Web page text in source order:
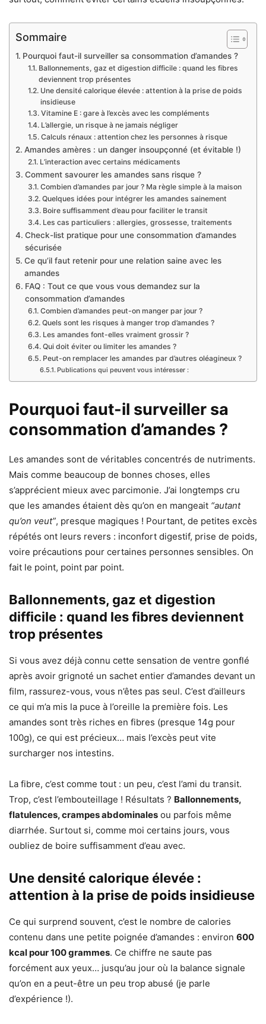
Sommaire
Pourquoi faut-il surveiller sa consommation d’amandes ?
Ballonnements, gaz et digestion difficile : quand les fibres
deviennent trop présentes
Une densité calorique élevée : attention à la prise de poids
insidieuse
Vitamine E : gare à l’excès avec les compléments
L’allergie, un risque à ne jamais négliger
Calculs rénaux : attention chez les personnes à risque
Amandes amères : un danger insoupçonné (et évitable !)
L’interaction avec certains médicaments
Comment savourer les amandes sans risque ?
Combien d’amandes par jour ? Ma règle simple à la maison
Quelques idées pour intégrer les amandes sainement
Boire suffisamment d’eau pour faciliter le transit
Les cas particuliers : allergies, grossesse, traitements
Check-list pratique pour une consommation d’amandes
sécurisée
Ce qu’il faut retenir pour une relation saine avec les
amandes
FAQ : Tout ce que vous vous demandez sur la
consommation d’amandes
Combien d’amandes peut-on manger par jour ?
Quels sont les risques à manger trop d’amandes ?
Les amandes font-elles vraiment grossir ?
Qui doit éviter ou limiter les amandes ?
Peut-on remplacer les amandes par d’autres oléagineux ?
Publications qui peuvent vous intéresser :
Pourquoi faut-il surveiller sa
consommation d’amandes ?
Les amandes sont de véritables concentrés de nutriments.
Mais comme beaucoup de bonnes choses, elles
s’apprécient mieux avec parcimonie. J’ai longtemps cru
que les amandes étaient dès qu’on en mangeait “autant
qu’on veut”, presque magiques ! Pourtant, de petites excès
répétés ont leurs revers : inconfort digestif, prise de poids,
voire précautions pour certaines personnes sensibles. On
fait le point, point par point.
Ballonnements, gaz et digestion
difficile : quand les fibres deviennent
trop présentes
Si vous avez déjà connu cette sensation de ventre gonflé
après avoir grignoté un sachet entier d’amandes devant un
film, rassurez-vous, vous n’êtes pas seul. C’est d’ailleurs
ce qui m’a mis la puce à l’oreille la première fois. Les
amandes sont très riches en fibres (presque 14g pour
100g), ce qui est précieux… mais l’excès peut vite
surcharger nos intestins.
La fibre, c’est comme tout : un peu, c’est l’ami du transit.
Trop, c’est l’embouteillage ! Résultats ? Ballonnements,
flatulences, crampes abdominales ou parfois même
diarrhée. Surtout si, comme moi certains jours, vous
oubliez de boire suffisamment d’eau avec.
Une densité calorique élevée :
attention à la prise de poids insidieuse
Ce qui surprend souvent, c’est le nombre de calories
contenu dans une petite poignée d’amandes : environ 600
kcal pour 100 grammes. Ce chiffre ne saute pas
forcément aux yeux… jusqu’au jour où la balance signale
qu’on en a peut-être un peu trop abusé (je parle
d’expérience !).